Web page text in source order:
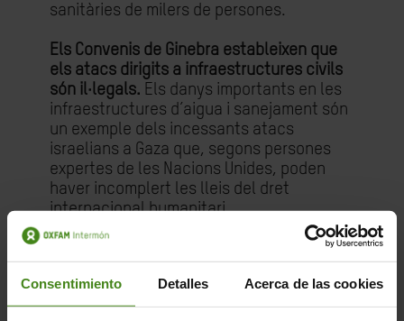
Consentimiento Detalles Acerca de las cookies
sanitàries de milers de persones.
Els Convenis de Ginebra estableixen que
els atacs dirigits a infraestructures civils
són il·legals. Els danys importants en les
infraestructures d’aigua i sanejament són
un exemple dels incessants atacs
israelians a Gaza que, segons persones
expertes de les Nacions Unides, poden
haver incomplert les lleis del dret
internacional humanitari.
Servei d’Aigua dels Municipis Costaners,
responsable dels serveis d’aigua i
sanejament a Gaza i amb el qual treballa
Oxfam, calcula que els danys en les